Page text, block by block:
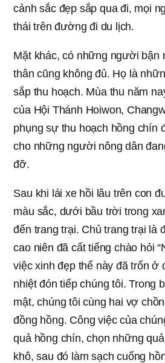
cảnh sắc đẹp sắp qua đi, mọi
thái trên đường đi du lịch.
Mặt khác, có những người bận
thân cũng không đủ. Họ là
sắp thu hoạch. Mùa thu năm
của Hội Thánh Hoiwon,
phụng sự thu hoạch hồng chín
cho những người nông dân
đỡ.
Sau khi lái xe hồi lâu trên con
màu sắc, dưới bầu trời trong
đến trang trại. Chủ trang trại là
cao niên đã cất tiếng chào hỏi
việc xinh đẹp thể này đã trốn ở
nhiệt đón tiếp chúng tôi. Trong
mật, chúng tôi cùng hai vợ
đồng hồng. Công việc của
quả hồng chín, chọn những
khô, sau đó làm sạch cuống